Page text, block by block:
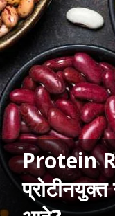
Protein
प्रोटीनयुक्त